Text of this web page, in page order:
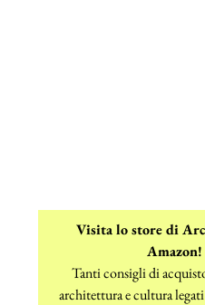
Visita lo store di
Amazon!
Tanti consigli di
architettura e cultura